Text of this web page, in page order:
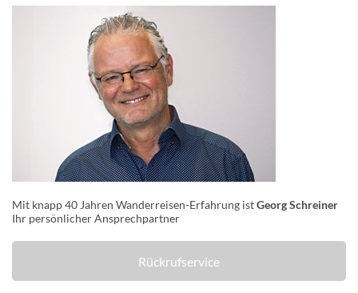
Mit knapp 40 Jahren Wanderreisen-Erfahrung istGeorg Schreiner
Ihr persönlicher Ansprechpartner
Rückrufservice